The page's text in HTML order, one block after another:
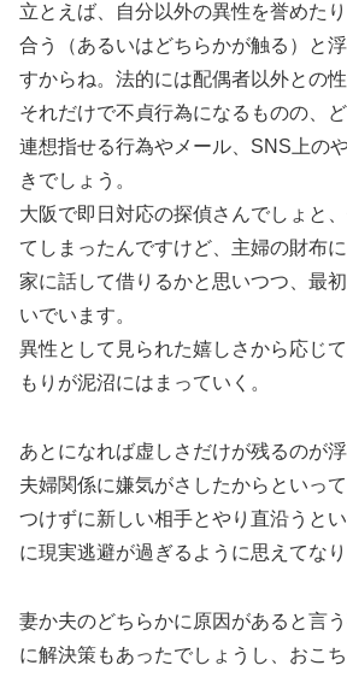
立とえば、自分以外の異性を誉めた
合う（あるいはどちらかが触る）と
すからね。法的には配偶者以外との
それだけで不貞行為になるものの、
連想指せる行為やメール、SNS上の
きでしょう。
大阪で即日対応の探偵さんでしょと
てしまったんですけど、主婦の財布
家に話して借りるかと思いつつ、最
いでいます。
異性として見られた嬉しさから応じ
もりが泥沼にはまっていく。
あとになれば虚しさだけが残るのが
夫婦関係に嫌気がさしたからといっ
つけずに新しい相手とやり直沿うと
に現実逃避が過ぎるように思えてなり
妻か夫のどちらかに原因があると言
に解決策もあったでしょうし、おこ